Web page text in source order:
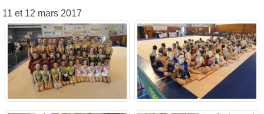
11 et 12 mars 2017